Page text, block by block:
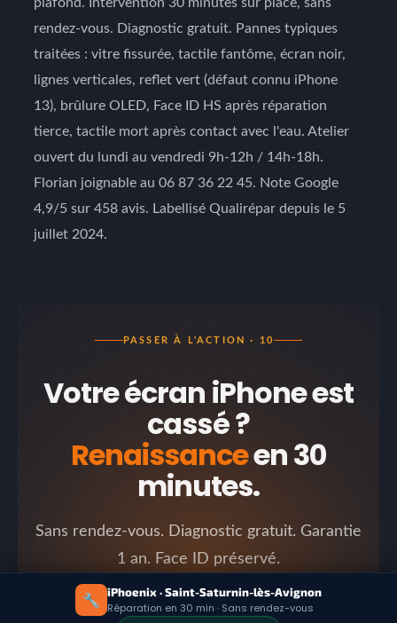
rendez-vous. Diagnostic gratuit. Pannes typiques
traitées : vitre fissurée, tactile fantôme, écran noir,
lignes verticales, reflet vert (défaut connu iPhone
13), brûlure OLED, Face ID HS après réparation
tierce, tactile mort après contact avec l'eau. Atelier
ouvert du lundi au vendredi 9h-12h / 14h-18h.
Florian joignable au 06 87 36 22 45. Note Google
4,9/5 sur 458 avis. Labellisé Qualirépar depuis le 5
juillet 2024.
PASSER À L'ACTION · 10
Votre écran iPhone est
cassé ?
Renaissanceen 30
minutes.
Sans rendez-vous. Diagnostic gratuit. Garantie
1 an. Face ID préservé.
-25 € Qualirépar déduits automatiquement
à la caisse
🔧
iPhoenix · Saint-Saturnin-lès-Avignon
Réparation en 30 min · Sans rendez-vous